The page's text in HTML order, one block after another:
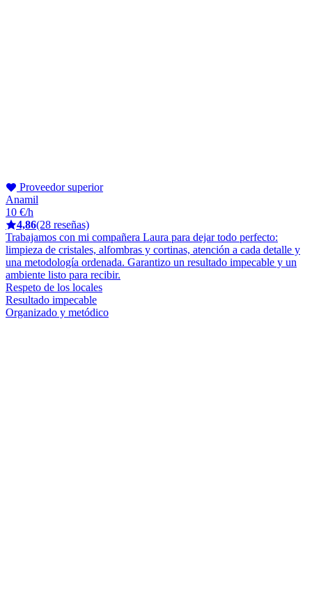
Proveedor superior
Anamil
10 €/h
4,86(28 reseñas)
Trabajamos con mi compañera Laura para dejar todo perfecto:
limpieza de cristales, alfombras y cortinas, atención a cada detalle y
una metodología ordenada. Garantizo un resultado impecable y un
ambiente listo para recibir.
Respeto de los locales
Resultado impecable
Organizado y metódico